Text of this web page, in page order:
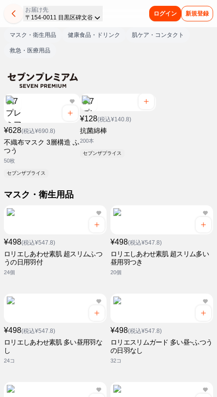
お届け先
〒154-0011 目黒区碑文谷
ログイン 新規登録
マスク・衛生用品 健康食品・ドリンク 肌ケア・コンタクト
救急・医療用品
¥628(税込¥690.8)
不織布マスク 3層構造 ふ
つう
50枚
セブンザプライス
¥128(税込¥140.8)
抗菌綿棒
200本
セブンザプライス
マスク・衛生用品
¥498(税込¥547.8)
ロリエしあわせ素肌 超スリムふつ
うの日用羽付
24個
¥498(税込¥547.8)
ロリエしあわせ素肌 超スリム多い
昼用羽つき
20個
¥498(税込¥547.8)
ロリエしあわせ素肌 多い昼用羽な
し
24コ
¥498(税込¥547.8)
ロリエスリムガード 多い昼~ふつう
の日羽なし
32コ